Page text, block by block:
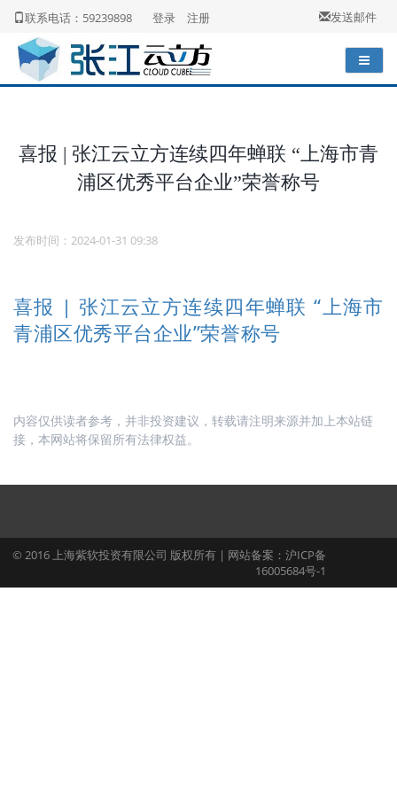
发送邮件
联系电话：59239898 登录 注册
喜报 | 张江云立方连续四年蝉联 “上海市青
浦区优秀平台企业”荣誉称号
发布时间：2024-01-31 09:38
喜报 | 张江云立方连续四年蝉联 “上海市
青浦区优秀平台企业”荣誉称号
内容仅供读者参考，并非投资建议，转载请注明来源并加上本站链
接，本网站将保留所有法律权益。
© 2016 上海紫软投资有限公司 版权所有 | 网站备案：沪ICP备
16005684号-1